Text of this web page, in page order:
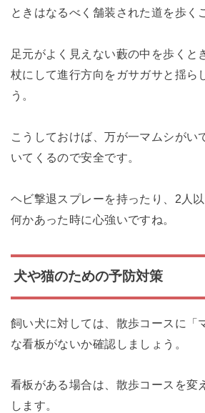
ときはなるべく舗装された道を歩く
足元がよく見えない藪の中を歩くと
杖にして進行方向をガサガサと揺ら
う。
こうしておけば、万が一マムシがい
いてくるので安全です。
ヘビ撃退スプレーを持ったり、2人
何かあった時に心強いですね。
犬や猫のための予防対策
飼い犬に対しては、散歩コースに「
な看板がないか確認しましょう。
看板がある場合は、散歩コースを変
します。